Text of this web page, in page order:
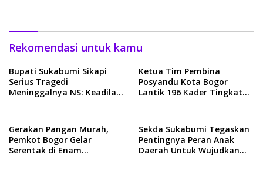
Rekomendasi untuk kamu
Bupati Sukabumi Sikapi
Serius Tragedi
Meninggalnya NS: Keadilan
Ketua Tim Pembina
Posyandu Kota Bogor
Lantik 196 Kader Tingkat
Gerakan Pangan Murah,
Pemkot Bogor Gelar
Serentak di Enam
Sekda Sukabumi Tegaskan
Pentingnya Peran Anak
Daerah Untuk Wujudkan